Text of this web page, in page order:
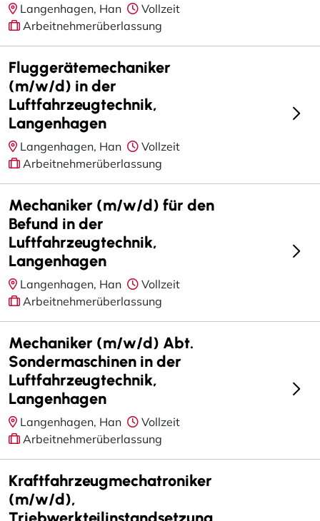
Langenhagen, Han
Vollzeit
Arbeitnehmerüberlassung
Fluggerätemechaniker
(m/w/d) in der
Luftfahrzeugtechnik,
Langenhagen
Langenhagen, Han
Vollzeit
Arbeitnehmerüberlassung
Mechaniker (m/w/d) für den
Befund in der
Luftfahrzeugtechnik,
Langenhagen
Langenhagen, Han
Vollzeit
Arbeitnehmerüberlassung
Mechaniker (m/w/d) Abt.
Sondermaschinen in der
Luftfahrzeugtechnik,
Langenhagen
Langenhagen, Han
Vollzeit
Arbeitnehmerüberlassung
Kraftfahrzeugmechatroniker
(m/w/d),
Triebwerkteilinstandsetzung,